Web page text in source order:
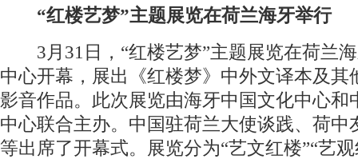
“红楼艺梦”主题展览在荷兰海牙举行
3月31日，“红楼艺梦”主题展览在荷兰
中心开幕，展出《红楼梦》中外文译本及其
影音作品。此次展览由海牙中国文化中心和
中心联合主办。中国驻荷兰大使谈践、荷中
等出席了开幕式。展览分为“艺文红楼”“艺